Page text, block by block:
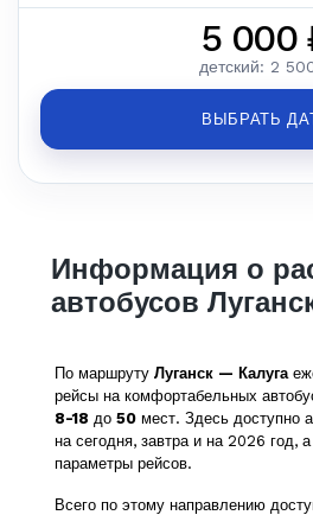
5 000
детский: 2
ВЫБРАТЬ
Информация о
автобусов
По маршруту Луганск — Калуга
рейсы на комфортабельных
8-18 до 50 мест. Здесь доступно
на сегодня, завтра и на 2026 год,
параметры рейсов.
Всего по этому направлению